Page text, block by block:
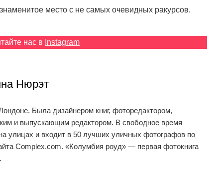
место с не самых очевидных ракурсов.
нас в Instagram
Нюрэт
Была дизайнером книг, фоторедактором,
и выпускающим редактором. В свободное время
улицах и входит в 50 лучших уличных фотографов по
Complex.com. «Колумбия роуд» — первая фотокнига